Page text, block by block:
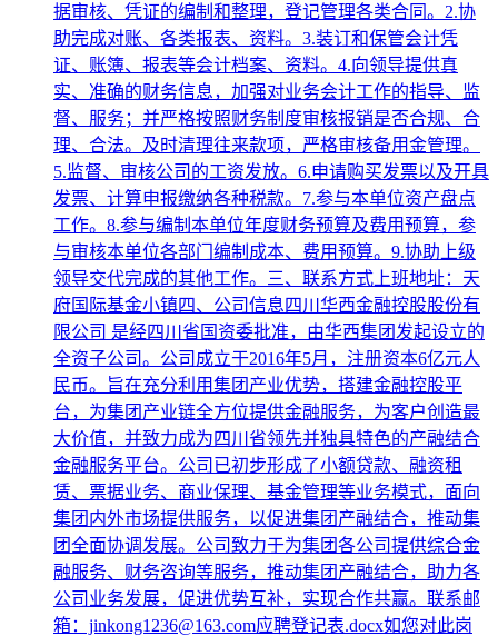
据审核、凭证的编制和整理，登记管理各类合同。2.协
助完成对账、各类报表、资料。3.装订和保管会计凭
证、账簿、报表等会计档案、资料。4.向领导提供真
实、准确的财务信息，加强对业务会计工作的指导、监
督、服务；并严格按照财务制度审核报销是否合规、合
理、合法。及时清理往来款项，严格审核备用金管理。
5.监督、审核公司的工资发放。6.申请购买发票以及开具
发票、计算申报缴纳各种税款。7.参与本单位资产盘点
工作。8.参与编制本单位年度财务预算及费用预算，参
与审核本单位各部门编制成本、费用预算。9.协助上级
领导交代完成的其他工作。三、联系方式上班地址：天
府国际基金小镇四、公司信息四川华西金融控股股份有
限公司 是经四川省国资委批准，由华西集团发起设立的
全资子公司。公司成立于2016年5月，注册资本6亿元人
民币。旨在充分利用集团产业优势，搭建金融控股平
台，为集团产业链全方位提供金融服务，为客户创造最
大价值，并致力成为四川省领先并独具特色的产融结合
金融服务平台。公司已初步形成了小额贷款、融资租
赁、票据业务、商业保理、基金管理等业务模式，面向
集团内外市场提供服务，以促进集团产融结合，推动集
团全面协调发展。公司致力于为集团各公司提供综合金
融服务、财务咨询等服务，推动集团产融结合，助力各
公司业务发展，促进优势互补，实现合作共赢。联系邮
箱：jinkong1236@163.com应聘登记表.docx如您对此岗